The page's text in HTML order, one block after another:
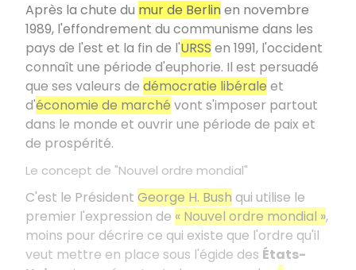
Après la chute du mur de Berlin en novembre
1989, l'effondrement du communisme dans les
pays de l'est et la fin de l'URSS en 1991, l'occident
connaît une période d'euphorie. Il est persuadé
que ses valeurs de démocratie libérale et
d'économie de marché vont s'imposer partout
dans le monde et ouvrir une période de paix et
de prospérité.
Le concept de "Nouvel ordre mondial"
C'est le Président George H. Bush qui utilise le
premier l'expression de « Nouvel ordre mondial »,
moins pour décrire ce qui existe que l'ordre qu'il
veut mettre en place sous l'égide des États-